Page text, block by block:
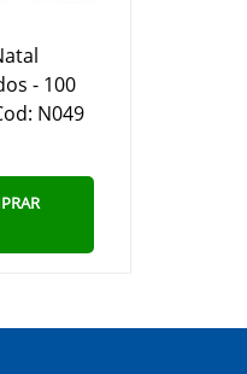
- 100
N049